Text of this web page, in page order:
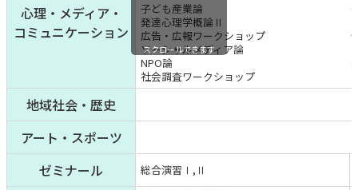
心理・メディア・
コミュニケーション
子ども産業論
発達心理学概論Ⅱ
広告・広報ワークショップ
ソーシャルメディア論
NPO論
社会調査ワークショップ
地域社会・歴史
アート・スポーツ
ゼミナール
総合演習Ⅰ,Ⅱ
スクロールできます